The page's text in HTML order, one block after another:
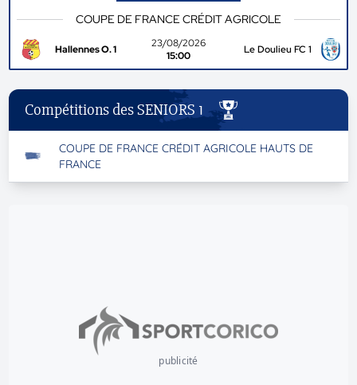
COUPE DE FRANCE CRÉDIT AGRICOLE
Hallennes O. 1
23/08/2026
15:00
Le Doulieu FC 1
Compétitions des SENIORS 1
COUPE DE FRANCE CRÉDIT AGRICOLE HAUTS DE
FRANCE
publicité